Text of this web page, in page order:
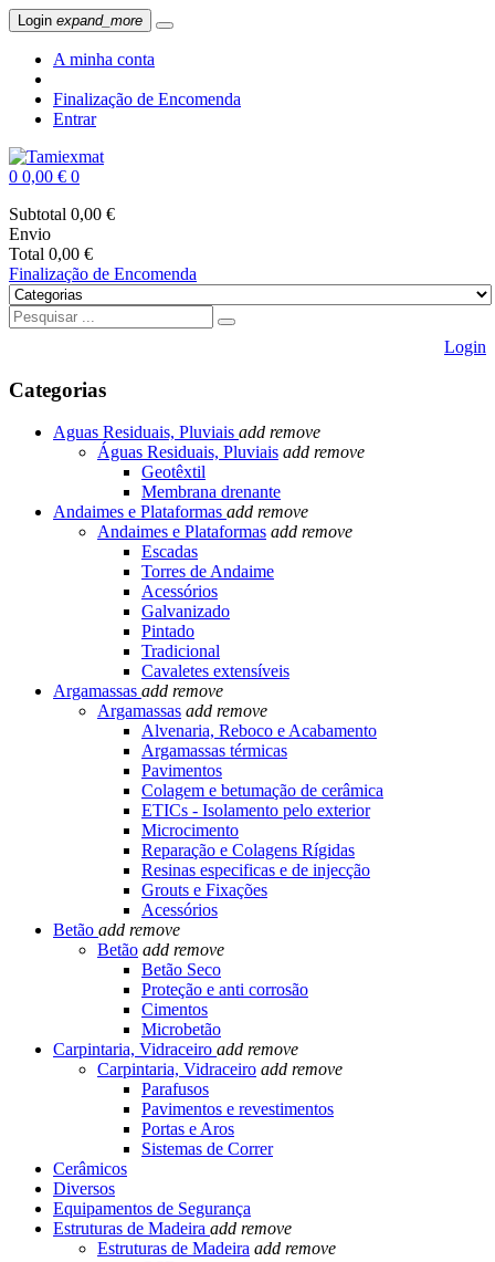
Login expand_more
A minha conta
Finalização de Encomenda
Entrar
0 0,00 € 0
Subtotal 0,00 €
Envio
Total 0,00 €
Finalização de Encomenda
Login
Categorias
Aguas Residuais, Pluviais add remove
Águas Residuais, Pluviais add remove
Geotêxtil
Membrana drenante
Andaimes e Plataformas add remove
Andaimes e Plataformas add remove
Escadas
Torres de Andaime
Acessórios
Galvanizado
Pintado
Tradicional
Cavaletes extensíveis
Argamassas add remove
Argamassas add remove
Alvenaria, Reboco e Acabamento
Argamassas térmicas
Pavimentos
Colagem e betumação de cerâmica
ETICs - Isolamento pelo exterior
Microcimento
Reparação e Colagens Rígidas
Resinas especificas e de injecção
Grouts e Fixações
Acessórios
Betão add remove
Betão add remove
Betão Seco
Proteção e anti corrosão
Cimentos
Microbetão
Carpintaria, Vidraceiro add remove
Carpintaria, Vidraceiro add remove
Parafusos
Pavimentos e revestimentos
Portas e Aros
Sistemas de Correr
Cerâmicos
Diversos
Equipamentos de Segurança
Estruturas de Madeira add remove
Estruturas de Madeira add remove